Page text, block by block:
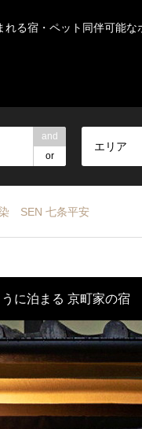
れる宿・ペット同伴可能
and
or
エリア
SEN 七条平安
に泊まる 京町家の宿